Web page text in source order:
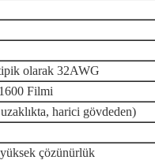
olarak 32AWG
Filmi
harici gövdeden)
çözünürlük